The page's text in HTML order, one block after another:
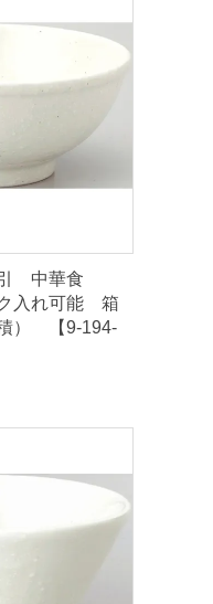
中華食
入れ可能 箱
） 【9-194-